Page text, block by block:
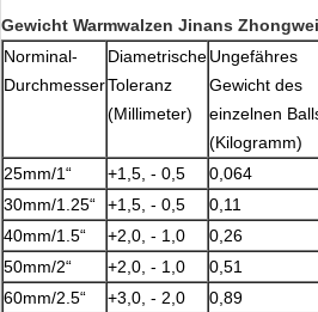
Gewicht Warmwalzen Jinans
Norminal-
Durchmesser
Diametrische
Toleranz
(Millimeter)
Ungefähres
Gewicht des
einzelnen
(Kilogramm)
25mm/1“ +1,5, - 0,5 0,064
30mm/1.25“
+1,5, - 0,5 0,11
40mm/1.5“
+2,0, - 1,0 0,26
50mm/2“
+2,0, - 1,0 0,51
60mm/2.5“
+3,0, - 2,0 0,89